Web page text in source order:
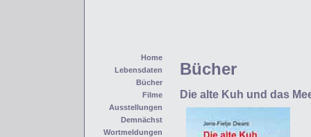
Home
Lebensdaten
Bücher
Filme
Ausstellungen
Demnächst
Wortmeldungen
Bücher
Die alte Kuh und das